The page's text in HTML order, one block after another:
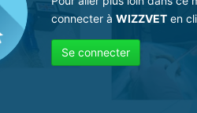
connecter àWIZZVET en
Se connecter